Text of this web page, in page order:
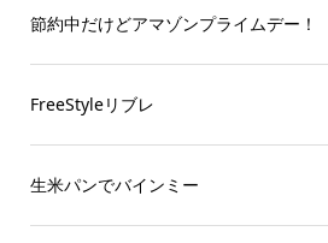
節約中だけどアマゾンプライムデー！
FreeStyleリブレ
生米パンでバインミー